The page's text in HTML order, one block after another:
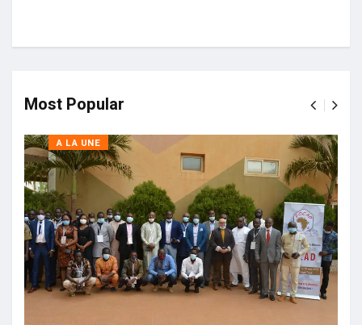
Most Popular
A LA UNE